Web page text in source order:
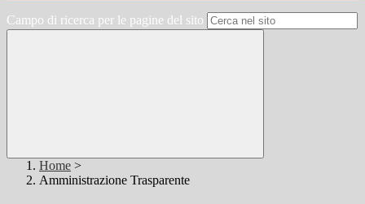
Campo di ricerca per le pagine del sito
Home >
Amministrazione Trasparente